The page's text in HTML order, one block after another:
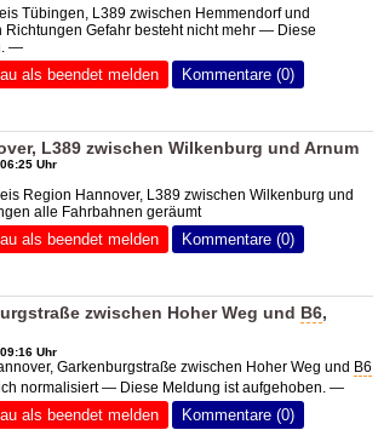
Tübingen, L389 zwischen Hemmendorf und
Richtungen Gefahr besteht nicht mehr — Diese
—
als beendet melden Kommentare (0)
L389 zwischen Wilkenburg und Arnum
Uhr
Region Hannover, L389 zwischen Wilkenburg und
alle Fahrbahnen geräumt
als beendet melden Kommentare (0)
zwischen Hoher Weg und B6,
Uhr
Garkenburgstraße zwischen Hoher Weg und B6
normalisiert — Diese Meldung ist aufgehoben. —
als beendet melden Kommentare (0)